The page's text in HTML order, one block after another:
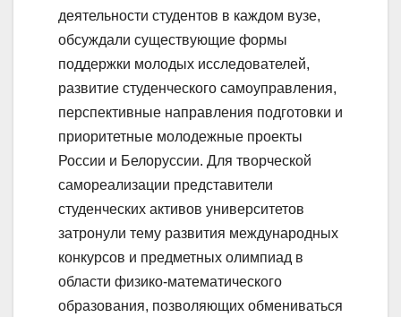
деятельности студентов в каждом вузе,
обсуждали существующие формы
поддержки молодых исследователей,
развитие студенческого самоуправления,
перспективные направления подготовки и
приоритетные молодежные проекты
России и Белоруссии. Для творческой
самореализации представители
студенческих активов университетов
затронули тему развития международных
конкурсов и предметных олимпиад в
области физико-математического
образования, позволяющих обмениваться